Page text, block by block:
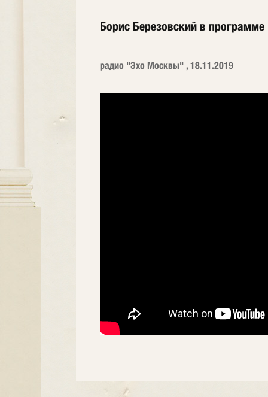
Борис Березовский в
радио "Эхо Москвы" , 18.11.2019